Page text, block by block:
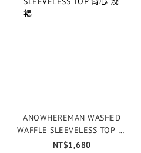
ANOWHEREMAN WASHED
WAFFLE SLEEVELESS TOP 背
心 淺褐
NT$1,680